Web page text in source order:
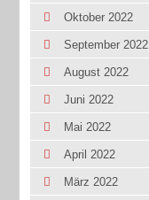
Oktober 2022
September 2022
August 2022
Juni 2022
Mai 2022
April 2022
März 2022